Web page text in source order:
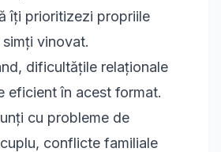
îți prioritizezi propriile
vinovat.
dificultățile relaționale
eficient în acest format.
cu probleme de
conflicte familiale